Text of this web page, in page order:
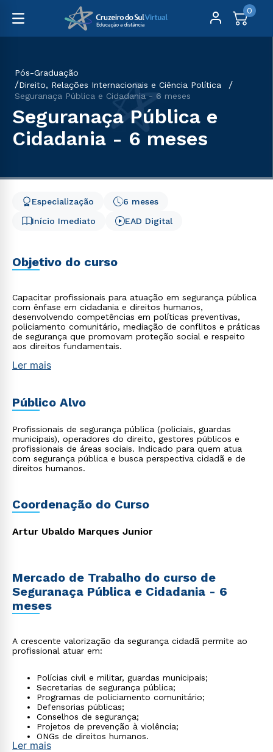
0
Pós-Graduação
Direito, Relações Internacionais e Ciência Política
Seguranaça Pública e Cidadania - 6 meses
Seguranaça Pública e
Cidadania - 6 meses
Início Imediato
6 meses
Especialização
EAD Digital
Objetivo do curso
Capacitar profissionais para atuação em segurança pública
com ênfase em cidadania e direitos humanos,
desenvolvendo competências em políticas preventivas,
policiamento comunitário, mediação de conflitos e práticas
de segurança que promovam proteção social e respeito
aos direitos fundamentais.
Ler mais
Público Alvo
Profissionais de segurança pública (policiais, guardas
municipais), operadores do direito, gestores públicos e
profissionais de áreas sociais. Indicado para quem atua
com segurança pública e busca perspectiva cidadã e de
direitos humanos.
Coordenação do Curso
Artur Ubaldo Marques Junior
Mercado de Trabalho do curso de
Seguranaça Pública e Cidadania - 6
meses
A crescente valorização da segurança cidadã permite ao
profissional atuar em:
Polícias civil e militar, guardas municipais;
Secretarias de segurança pública;
Programas de policiamento comunitário;
Defensorias públicas;
Conselhos de segurança;
Projetos de prevenção à violência;
ONGs de direitos humanos.
Ler mais